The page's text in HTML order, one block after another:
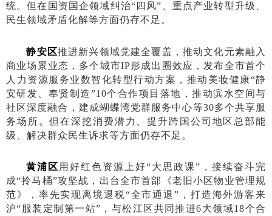
统。但在国资国企领域纠治“四风”、重点产业转型升级、
民生领域矛盾化解等方面仍存不足。
静安区推进新兴领域党建全覆盖，推动文化元素融入
商业场景业态，多个城市IP形成出圈效应，发布全市首个
人力资源服务业数智化转型行动方案，推动美妆健康“静
安研发、奉贤制造”1 0个合作项目落地，推动滨水空间与
社区深度融合，建成蝴蝶湾党群服务中心等30多个共享服
务场所。但在深挖消费潜力、提升跨国公司地区总部能
级、解决群众民生诉求等方面仍存不足。
黄浦区 用好红色资源上好“大思政课”，接续奋斗完
成“拎马桶”攻坚战，出台全市首部《老旧小区物业管理规
范》，率先实现离境退税“全市通退”，打造海外游客来
沪“服装定制第一站”，与松江区共同推进6大领域18个合